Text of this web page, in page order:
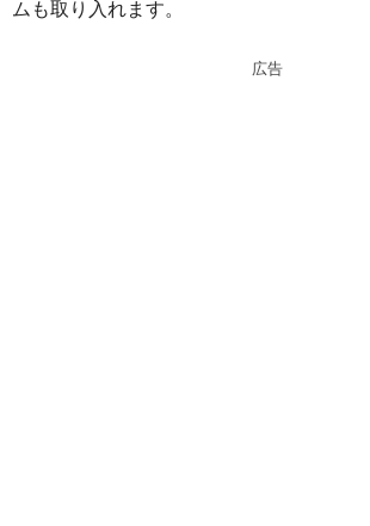
ムも取り入れます。
広告